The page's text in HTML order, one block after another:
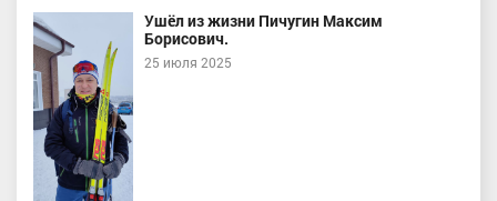
Ушёл из жизни Пичугин Максим
Борисович.
25 июля 2025